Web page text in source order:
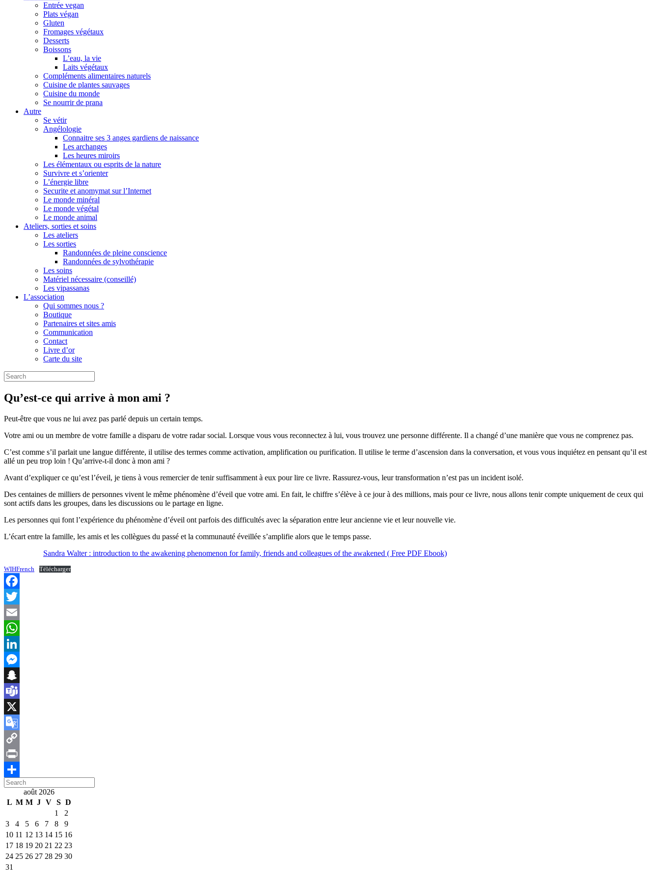
Entrée vegan
Plats végan
Gluten
Fromages végétaux
Desserts
Boissons
L’eau, la vie
Laits végétaux
Compléments alimentaires naturels
Cuisine de plantes sauvages
Cuisine du monde
Se nourrir de prana
Autre
Se vétir
Angélologie
Connaitre ses 3 anges gardiens de naissance
Les archanges
Les heures miroirs
Les élémentaux ou esprits de la nature
Survivre et s’orienter
L’énergie libre
Securite et anomymat sur l’Internet
Le monde minéral
Le monde végétal
Le monde animal
Ateliers, sorties et soins
Les ateliers
Les sorties
Randonnées de pleine conscience
Randonnées de sylvothérapie
Les soins
Matériel nécessaire (conseillé)
Les vipassanas
L’association
Qui sommes nous ?
Boutique
Partenaires et sites amis
Communication
Contact
Livre d’or
Carte du site
Search
for:
Qu’est-ce qui arrive à mon ami ?
Peut-être que vous ne lui avez pas parlé depuis un certain temps.
Votre ami ou un membre de votre famille a disparu de votre radar social. Lorsque vous vous reconnectez à lui, vous trouvez une personne différente. Il a changé d’une manière que vous ne comprenez pas.
C’est comme s’il parlait une langue différente, il utilise des termes comme activation, amplification ou purification. Il utilise le terme d’ascension dans la conversation, et vous vous inquiétez en pensant qu’il est
allé un peu trop loin ! Qu’arrive-t-il donc à mon ami ?
Avant d’expliquer ce qu’est l’éveil, je tiens à vous remercier de tenir suffisamment à eux pour lire ce livre. Rassurez-vous, leur transformation n’est pas un incident isolé.
Des centaines de milliers de personnes vivent le même phénomène d’éveil que votre ami. En fait, le chiffre s’élève à ce jour à des millions, mais pour ce livre, nous allons tenir compte uniquement de ceux qui
sont actifs dans les groupes, dans les discussions ou le partage en ligne.
Les personnes qui font l’expérience du phénomène d’éveil ont parfois des difficultés avec la séparation entre leur ancienne vie et leur nouvelle vie.
L’écart entre la famille, les amis et les collègues du passé et la communauté éveillée s’amplifie alors que le temps passe.
Sandra Walter : introduction to the awakening phenomenon for family, friends and colleagues of the awakened ( Free PDF Ebook)
WIHFrench Télécharger
Facebook
Twitter
Email
WhatsApp
LinkedIn
Messenger
Snapchat
Teams
X
Google
Translate
Copy
Link
Print
Partager
Search
for:
août 2026
L M M J V S D
1
2
3
4 5 6 7 8
9
10 11 12 13 14 15 16
17 18 19 20 21 22 23
24 25 26 27 28 29 30
31